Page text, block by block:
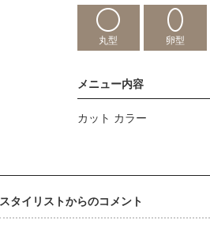
丸型 卵型
メニュー内容
カット カラー
スタイリストからのコメント